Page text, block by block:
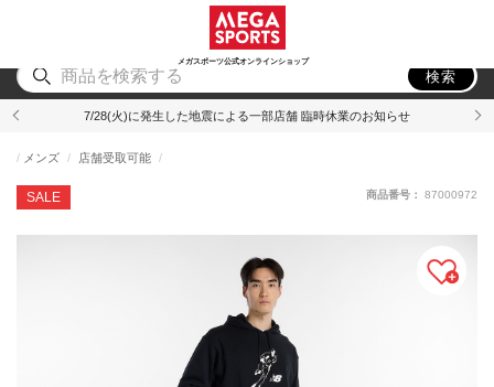
メガスポーツ公式オンラインショップ
アウトドア
検索
7/28(火)に発生した地震による一部店舗 臨時休業のお知らせ
SALE
メンズ 店舗受取可能
商品番号： 87000972